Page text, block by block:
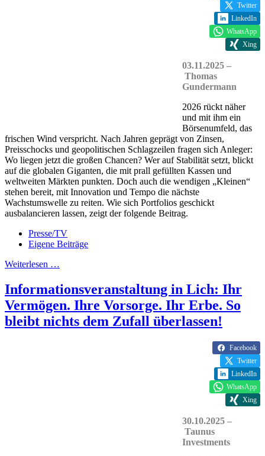
Twitter
LinkedIn
WhatsApp
Xing
03.11.2025 –
Thomas
Gundermann
2026 rückt näher
und mit ihm ein
Börsenumfeld, das
frischen Wind verspricht. Nach Jahren geprägt von Zinsen,
Preisschocks und geopolitischen Schlagzeilen fragen sich Anleger:
Wo liegen jetzt die großen Chancen? Wer auf Stabilität setzt, blickt
auf die globalen Giganten, die mit prall gefüllten Kassen und
weltweiten Märkten punkten. Doch auch die wendigen „Kleinen“
stehen bereit, mit Innovation und Tempo die nächste
Wachstumswelle zu reiten. Wie sich Portfolios geschickt
ausbalancieren lassen, zeigt der folgende Beitrag.
Presse/TV
Eigene Beiträge
Weiterlesen …
Informationsveranstaltung in Lich: Ihr
Vermögen. Ihre Vorsorge. Ihr Erbe. So
bleibt nichts dem Zufall überlassen!
Facebook
Twitter
LinkedIn
WhatsApp
Xing
30.10.2025 –
Taunus
Investments